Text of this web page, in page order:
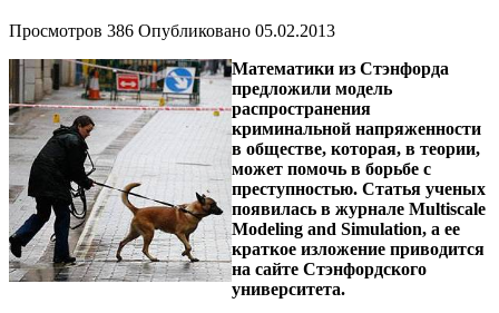
Просмотров 386 Опубликовано 05.02.2013
Математики из Стэнфорда
предложили модель
распространения
криминальной напряженности
в обществе, которая, в теории,
может помочь в борьбе с
преступностью. Статья ученых
появилась в журнале Multiscale
Modeling and Simulation, а ее
краткое изложение приводится
на сайте Стэнфордского
университета.